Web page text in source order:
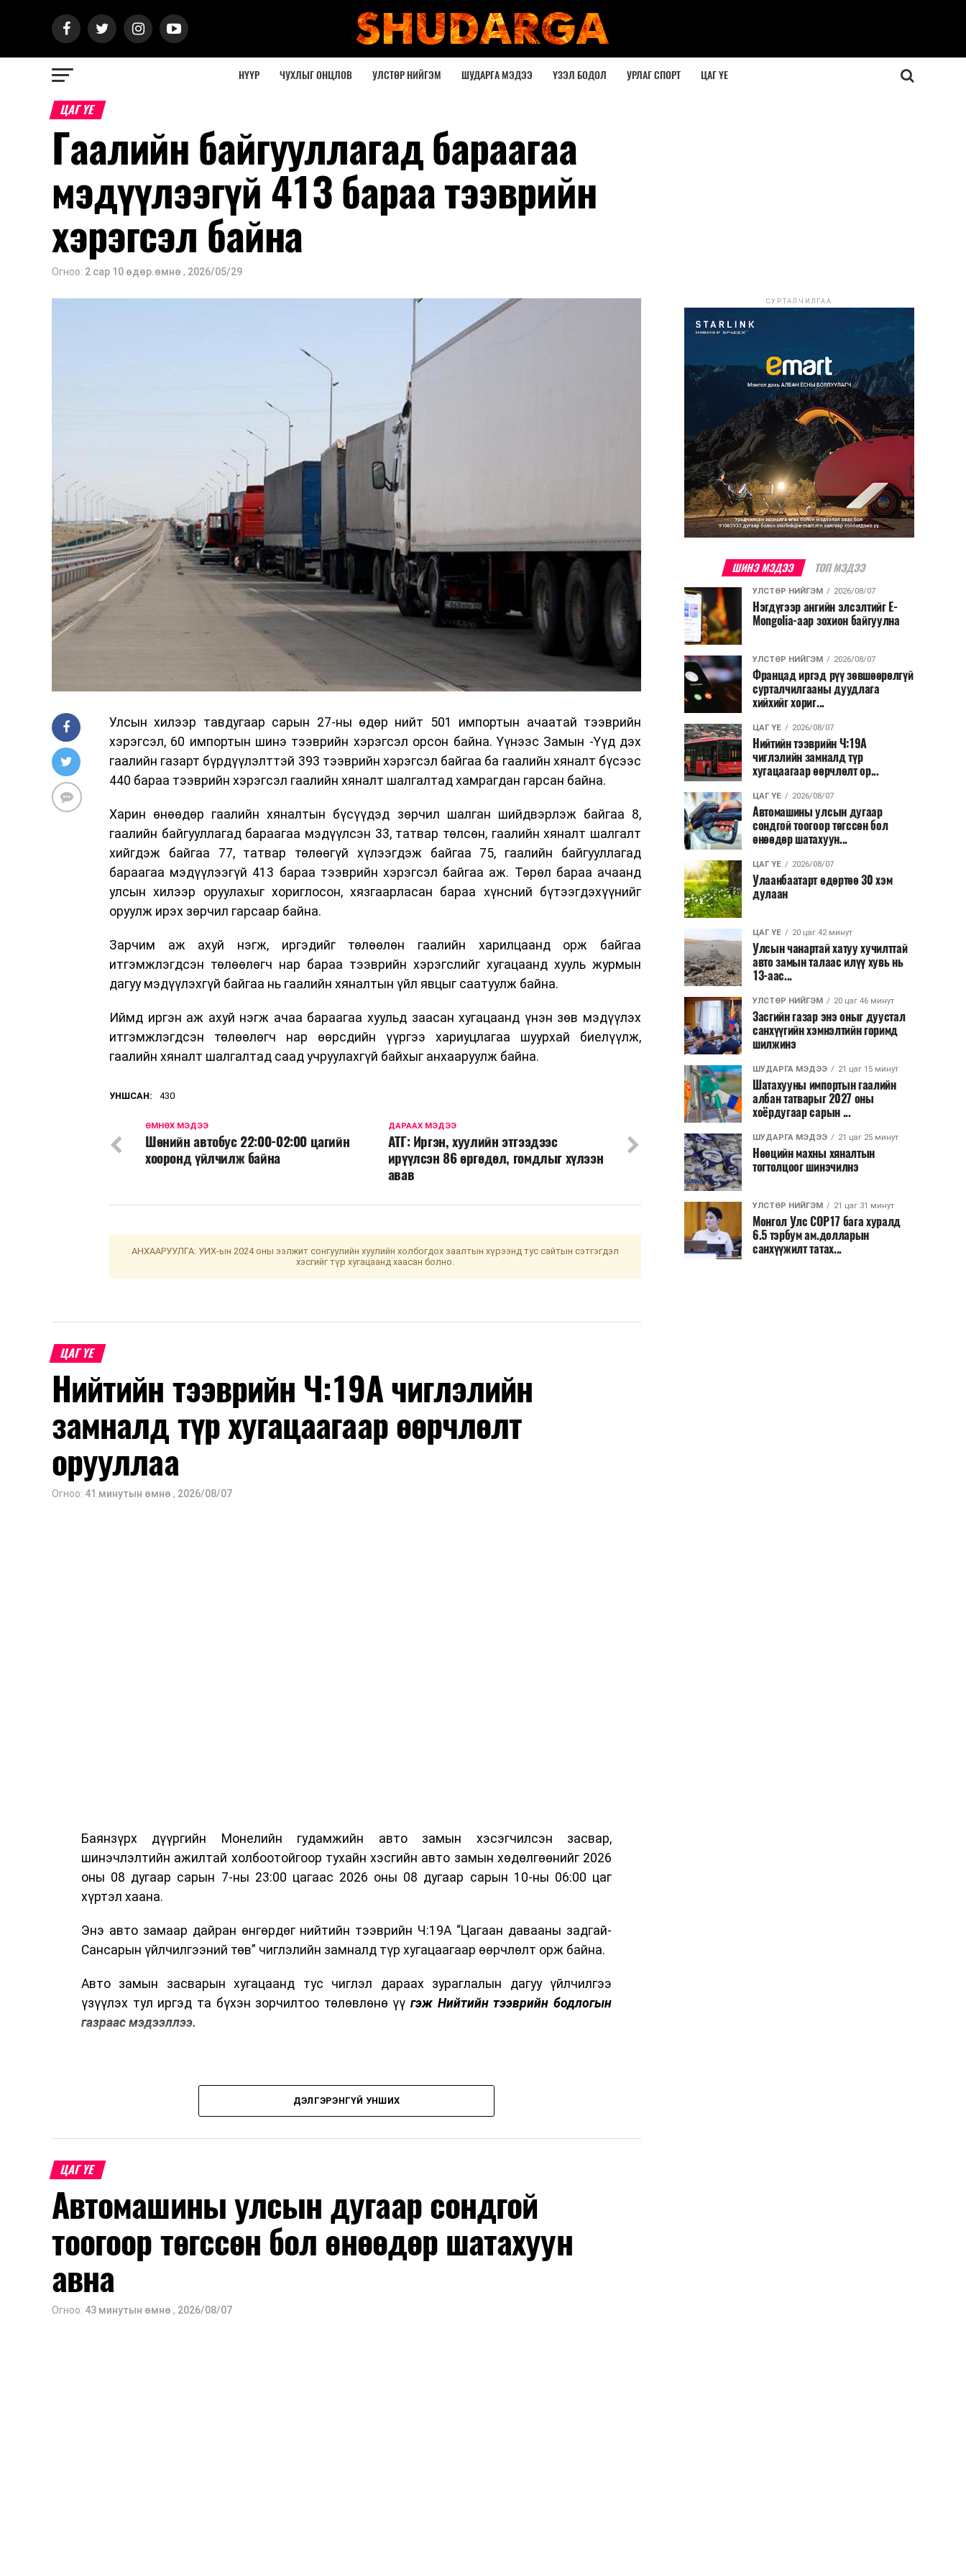
НҮҮР ЧУХЛЫГ ОНЦЛОВ УЛСТӨР НИЙГЭМ ШУДАРГА МЭДЭЭ ҮЗЭЛ БОДОЛ УРЛАГ СПОРТ ЦАГ ҮЕ
ЦАГ ҮЕ
Гаалийн байгууллагад бараагаа
мэдүүлээгүй 413 бараа тээврийн
хэрэгсэл байна
Огноо: 2 сар 10 өдөр.өмнө , 2026/05/29
Улсын хилээр тавдугаар сарын 27-ны өдөр нийт 501 импортын ачаатай тээврийн
хэрэгсэл, 60 импортын шинэ тээврийн хэрэгсэл орсон байна. Үүнээс Замын -Үүд дэх
гаалийн газарт бүрдүүлэлттэй 393 тээврийн хэрэгсэл байгаа ба гаалийн хяналт бүсээс
440 бараа тээврийн хэрэгсэл гаалийн хяналт шалгалтад хамрагдан гарсан байна.
Харин өнөөдөр гаалийн хяналтын бүсүүдэд зөрчил шалган шийдвэрлэж байгаа 8,
гаалийн байгууллагад бараагаа мэдүүлсэн 33, татвар төлсөн, гаалийн хяналт шалгалт
хийгдэж байгаа 77, татвар төлөөгүй хүлээгдэж байгаа 75, гаалийн байгууллагад
бараагаа мэдүүлээгүй 413 бараа тээврийн хэрэгсэл байгаа аж. Төрөл бараа ачаанд
улсын хилээр оруулахыг хориглосон, хязгаарласан бараа хүнсний бүтээгдэхүүнийг
оруулж ирэх зөрчил гарсаар байна.
Зарчим аж ахуй нэгж, иргэдийг төлөөлөн гаалийн харилцаанд орж байгаа
итгэмжлэгдсэн төлөөлөгч нар бараа тээврийн хэрэгслийг хугацаанд хууль журмын
дагуу мэдүүлэхгүй байгаа нь гаалийн хяналтын үйл явцыг саатуулж байна.
Иймд иргэн аж ахуй нэгж ачаа бараагаа хуульд заасан хугацаанд үнэн зөв мэдүүлэх
итгэмжлэгдсэн төлөөлөгч нар өөрсдийн үүргээ хариуцлагаа шуурхай биелүүлж,
гаалийн хяналт шалгалтад саад учруулахгүй байхыг анхааруулж байна.
УНШСАН: 430
ДАРААХ МЭДЭЭ
АТГ: Иргэн, хуулийн этгээдээс
ирүүлсэн 86 өргөдөл, гомдлыг хүлээн
авав
ӨМНӨХ МЭДЭЭ
Шөнийн автобус 22:00-02:00 цагийн
хооронд үйлчилж байна
АНХААРУУЛГА: УИХ-ын 2024 оны ээлжит сонгуулийн хуулийн холбогдох заалтын хүрээнд тус сайтын сэтгэгдэл
хэсгийг түр хугацаанд хаасан болно.
ЦАГ ҮЕ
Нийтийн тээврийн Ч:19А чиглэлийн
замналд түр хугацаагаар өөрчлөлт
орууллаа
Огноо: 41 минутын өмнө , 2026/08/07
Баянзүрх дүүргийн Монелийн гудамжийн авто замын хэсэгчилсэн засвар,
шинэчлэлтийн ажилтай холбоотойгоор тухайн хэсгийн авто замын хөдөлгөөнийг 2026
оны 08 дугаар сарын 7-ны 23:00 цагаас 2026 оны 08 дугаар сарын 10-ны 06:00 цаг
хүртэл хаана.
Энэ авто замаар дайран өнгөрдөг нийтийн тээврийн Ч:19А “Цагаан давааны задгай-
Сансарын үйлчилгээний төв” чиглэлийн замналд түр хугацаагаар өөрчлөлт орж байна.
Авто замын засварын хугацаанд тус чиглэл дараах зураглалын дагуу үйлчилгээ
үзүүлэх тул иргэд та бүхэн зорчилтоо төлөвлөнө үүгэж Нийтийн тээврийн бодлогын
газраас мэдээллээ.
ДЭЛГЭРЭНГҮЙ УНШИХ
ЦАГ ҮЕ
Автомашины улсын дугаар сондгой
тоогоор төгссөн бол өнөөдөр шатахуун
авна
Огноо: 43 минутын өмнө , 2026/08/07
СУРТАЛЧИЛГАА
ШИНЭ МЭДЭЭ ТОП МЭДЭЭ
УЛСТӨР НИЙГЭМ 2026/08/07
Нэгдүгээр ангийн элсэлтийг E-
Mongolia-аар зохион байгуулна
УЛСТӨР НИЙГЭМ 2026/08/07
Францад иргэд рүү зөвшөөрөлгүй
сурталчилгааны дуудлага
хийхийг хориг...
ЦАГ ҮЕ 2026/08/07
Нийтийн тээврийн Ч:19А
чиглэлийн замналд түр
хугацаагаар өөрчлөлт ор...
ЦАГ ҮЕ 2026/08/07
Автомашины улсын дугаар
сондгой тоогоор төгссөн бол
өнөөдөр шатахуун...
ЦАГ ҮЕ 2026/08/07
Улаанбаатарт өдөртөө 30 хэм
дулаан
ЦАГ ҮЕ 20 цаг 42 минут
Улсын чанартай хатуу хучилттай
авто замын талаас илүү хувь нь
13-аас...
УЛСТӨР НИЙГЭМ 20 цаг 46 минут
Засгийн газар энэ оныг дуустал
санхүүгийн хэмнэлтийн горимд
шилжинэ
ШУДАРГА МЭДЭЭ 21 цаг 15 минут
Шатахууны импортын гаалийн
албан татварыг 2027 оны
хоёрдугаар сарын ...
ШУДАРГА МЭДЭЭ 21 цаг 25 минут
Нөөцийн махны хяналтын
тогтолцоог шинэчилнэ
УЛСТӨР НИЙГЭМ 21 цаг 31 минут
Монгол Улс COP17 бага хуралд
6.5 тэрбум ам.долларын
санхүүжилт татах...